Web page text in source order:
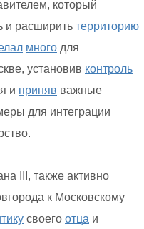
который
и расширить территорию
много для
установив контроль
и приняв важные
для интеграции
III, также активно
к Московскому
своего отца и